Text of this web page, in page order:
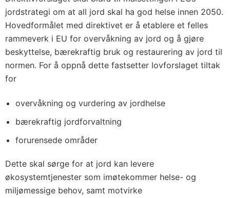
jordstrategi om at all jord skal ha god helse innen 2050.
Hovedformålet med direktivet er å etablere et felles
rammeverk i EU for overvåkning av jord og å gjøre
beskyttelse, bærekraftig bruk og restaurering av jord til
normen. For å oppnå dette fastsetter lovforslaget tiltak
for
overvåkning og vurdering av jordhelse
bærekraftig jordforvaltning
forurensede områder
Dette skal sørge for at jord kan levere
økosystemtjenester som imøtekommer helse- og
miljømessige behov, samt motvirke